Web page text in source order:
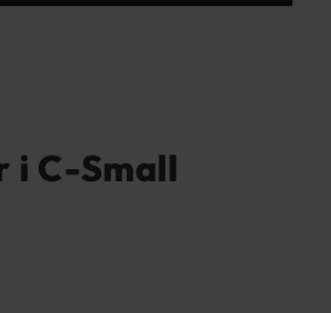
i C-Small